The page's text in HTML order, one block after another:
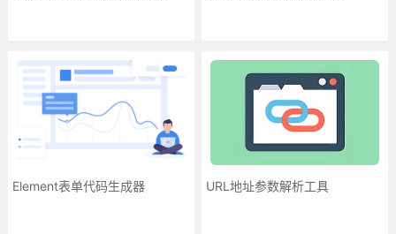
Element表单代码生成器 URL地址参数解析工具